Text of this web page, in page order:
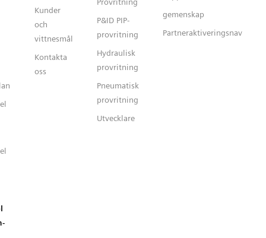
Kunder
och
vittnesmål
Kontakta
oss
P&ID PIP-
provritning
Hydraulisk
provritning
Pneumatisk
provritning
Utvecklare
gemenskap
Partneraktiveringsnav